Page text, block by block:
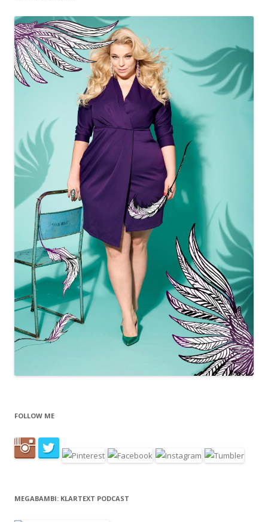
FOLLOW ME
MEGABAMBI: KLARTEXT PODCAST